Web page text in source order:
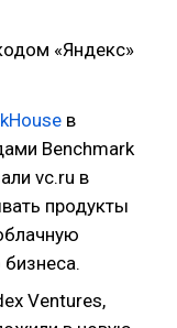
«Яндекс»
в
Benchmark
vc.ru в
продукты
Ventures,